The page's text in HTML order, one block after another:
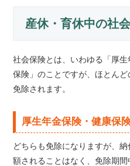
産休・育休中の社
社会保険とは、いわゆる「厚
保険」のことですが、ほとん
免除されます。
厚生年金保険・健康保
どちらも免除になりますが、
額されることはなく、免除期